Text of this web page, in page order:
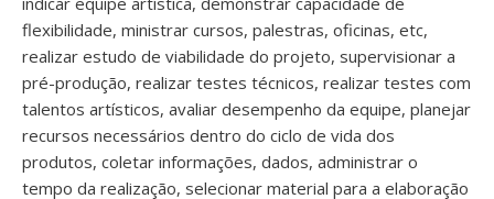
flexibilidade, ministrar cursos, palestras, oficinas, etc,
realizar estudo de viabilidade do projeto, supervisionar a
pré-produção, realizar testes técnicos, realizar testes com
talentos artísticos, avaliar desempenho da equipe, planejar
recursos necessários dentro do ciclo de vida dos
produtos, coletar informações, dados, administrar o
tempo da realização, selecionar material para a elaboração